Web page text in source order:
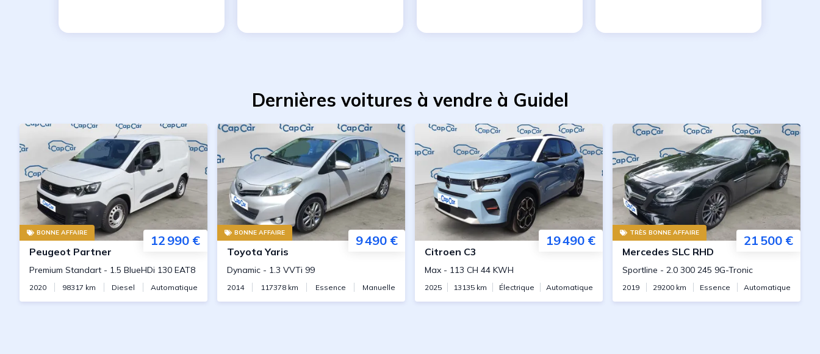
Dernières voitures à vendre à Guidel
BONNE AFFAIRE
12 990 €
Peugeot Partner
Premium Standart - 1.5 BlueHDi 130 EAT8
2020 98317 km Diesel Automatique
BONNE AFFAIRE
9 490 €
Toyota Yaris
Dynamic - 1.3 VVTi 99
2014 117378 km Essence Manuelle
19 490 €
Citroen C3
Max - 113 CH 44 KWH
2025 13135 km Électrique Automatique
TRÈS BONNE AFFAIRE
21 500 €
Mercedes SLC RHD
Sportline - 2.0 300 245 9G-Tronic
2019 29200 km Essence Automatique